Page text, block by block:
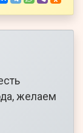
желаем